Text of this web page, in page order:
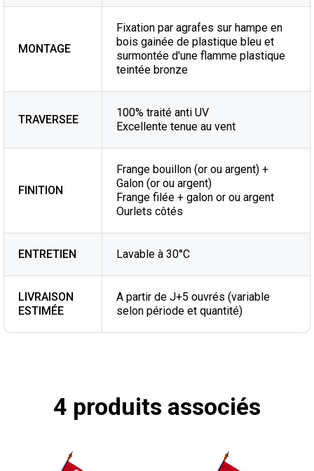
MONTAGE
Fixation par agrafes sur hampe en
bois gainée de plastique bleu et
surmontée d'une flamme plastique
teintée bronze
TRAVERSEE
100% traité anti UV
Excellente tenue au vent
FINITION
Frange bouillon (or ou argent) +
Galon (or ou argent)
Frange filée + galon or ou argent
Ourlets côtés
ENTRETIEN Lavable à 30°C
LIVRAISON
ESTIMÉE
A partir de J+5 ouvrés (variable
selon période et quantité)
4 produits associés